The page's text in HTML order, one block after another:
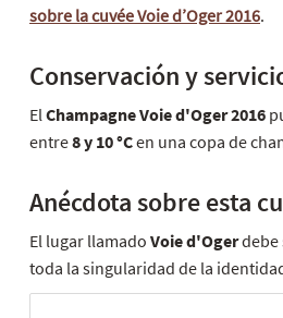
sobre la cuvée Voie d’Oger 2016.
Conservación y
El Champagne Voie d'Oger 2016
entre8 y 10 °Cen una copa de
Anécdota sobre esta
El lugar llamado Voie d'Ogerdebe
toda la singularidad de la